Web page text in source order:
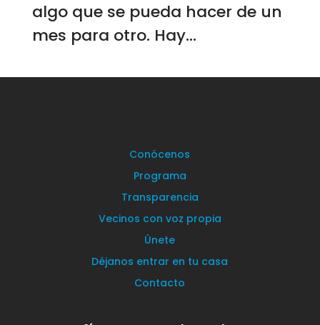
algo que se pueda hacer de un
mes para otro. Hay...
Conócenos
Programa
Transparencia
Vecinos con voz propia
Únete
Déjanos entrar en tu casa
Contacto